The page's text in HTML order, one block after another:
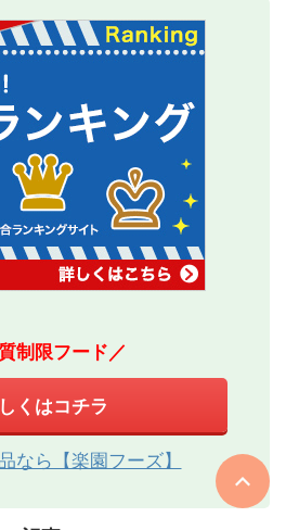
制限フード／
くはコチラ
なら【楽園フーズ】